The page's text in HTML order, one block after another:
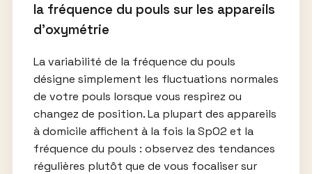
la fréquence du pouls sur les appareils
d’oxymétrie
La variabilité de la fréquence du pouls
désigne simplement les fluctuations normales
de votre pouls lorsque vous respirez ou
changez de position. La plupart des appareils
à domicile affichent à la fois la SpO2 et la
fréquence du pouls : observez des tendances
régulières plutôt que de vous focaliser sur